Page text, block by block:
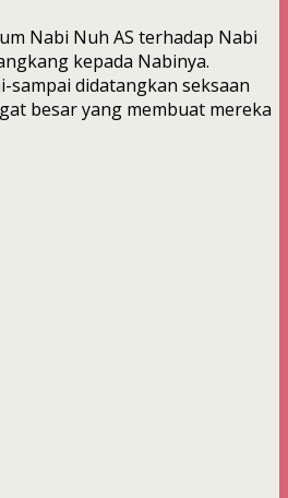
Nabi Nuh AS terhadap Nabi
kepada Nabinya.
sampai didatangkan seksaan
besar yang membuat mereka